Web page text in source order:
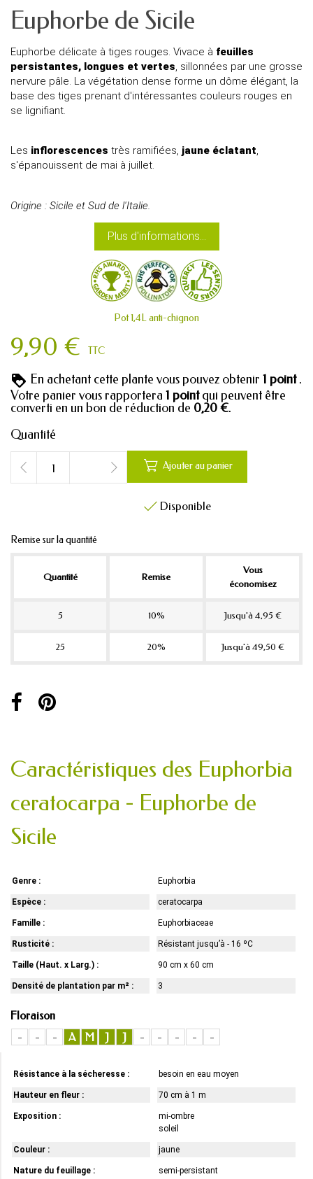
Euphorbe de Sicile
Euphorbe délicate à tiges rouges. Vivace à feuilles
persistantes, longues et vertes, sillonnées par une grosse
nervure pâle. La végétation dense forme un dôme élégant, la
base des tiges prenant d'intéressantes couleurs rouges en
se lignifiant.
Les inflorescences très ramifiées, jaune éclatant,
s'épanouissent de mai à juillet.
Origine : Sicile et Sud de l'Italie.
Plus d'informations...
Pot 1,4L anti-chignon
9,90 € TTC
En achetant cette plante vous pouvez obtenir 1 point .
Votre panier vous rapportera 1 pointqui peuvent être
converti en un bon de réduction de 0,20 €.
Quantité
 Ajouter au panier
 Disponible
Remise sur la quantité
Quantité Remise
Vous
économisez
5 10% Jusqu'à 4,95 €
25 20% Jusqu'à 49,50 €
Caractéristiques des Euphorbia
ceratocarpa - Euphorbe de
Sicile
Genre : Euphorbia
Espèce : ceratocarpa
Famille : Euphorbiaceae
Rusticité : Résistant jusqu’à - 16 ºC
Taille (Haut. x Larg.) : 90 cm x 60 cm
Densité de plantation par m² : 3
Floraison
-
- - A M J J - - - - -
Résistance à la sécheresse : besoin en eau moyen
Hauteur en fleur : 70 cm à 1 m
Exposition :
mi-ombre
soleil
Couleur : jaune
Nature du feuillage : semi-persistant